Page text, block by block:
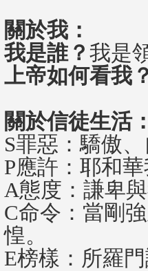
關於我：
我是誰？ 我是
上帝如何看我
關於信徒生活
S罪惡：驕傲
P應許：耶和
A態度：謙卑
C命令：當剛
惶。
E榜樣：所羅